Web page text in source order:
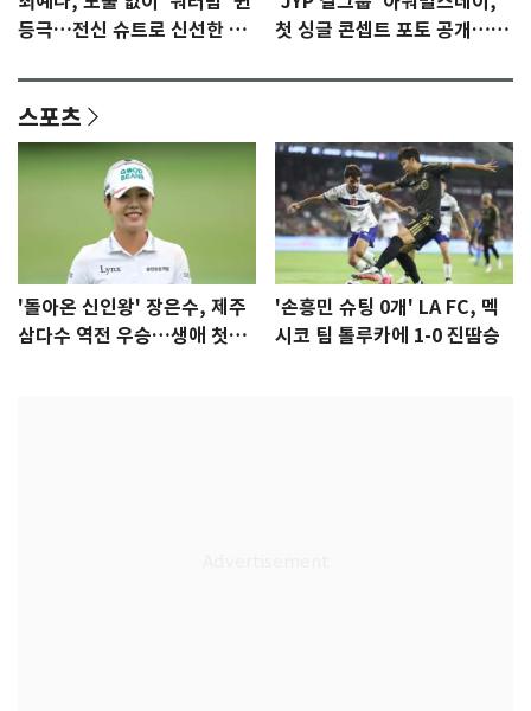
등극…전신 슈트로 신선한 충
첫 싱글 콘셉트 포토 공개…청
스포츠
'돌아온 신인왕' 장은수, 제주
삼다수 역전 우승…생애 첫승
'손흥민 슈팅 0개' LA FC, 멕
시코 팀 톨루카에 1-0 진땀승